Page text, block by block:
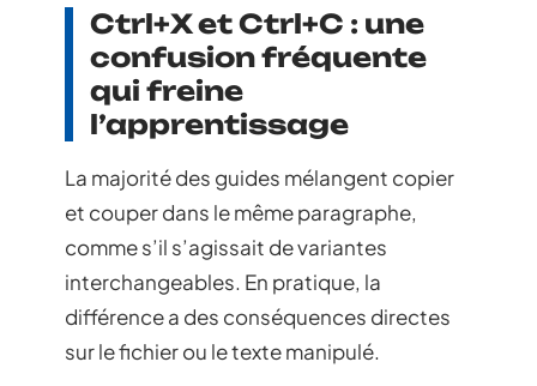
Ctrl+X et Ctrl+C : une
confusion fréquente
qui freine
l’apprentissage
La majorité des guides mélangent copier
et couper dans le même paragraphe,
comme s’il s’agissait de variantes
interchangeables. En pratique, la
différence a des conséquences directes
sur le fichier ou le texte manipulé.